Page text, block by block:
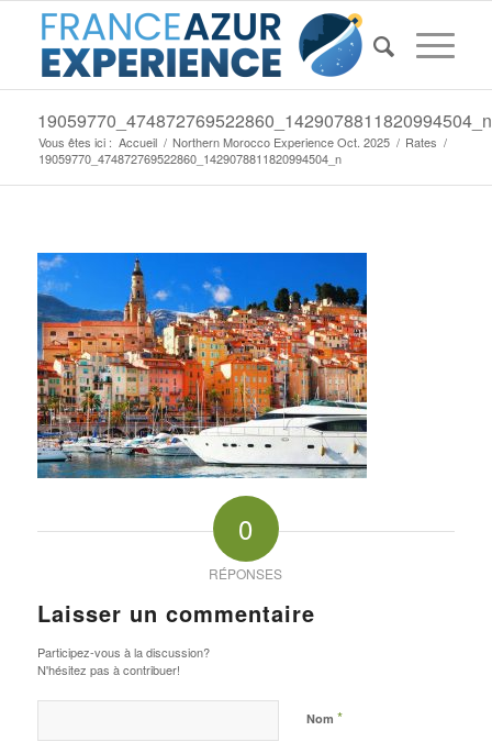
19059770_474872769522860_1429078811820994504_n
Vous êtes ici : Accueil / Northern Morocco Experience Oct. 2025 / Rates /
19059770_474872769522860_1429078811820994504_n
0
RÉPONSES
Laisser un commentaire
Participez-vous à la discussion?
N'hésitez pas à contribuer!
Nom *